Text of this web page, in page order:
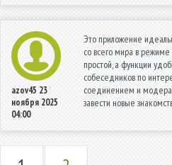
azov45 23
ноября 2025
04:00
Это приложение
со всего мира в
простой, а функции
собеседников по
соединением и
завести новые